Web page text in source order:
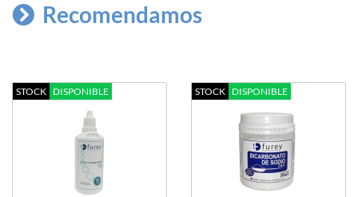
Recomendamos
STOCK DISPONIBLE STOCK DISPONIBLE